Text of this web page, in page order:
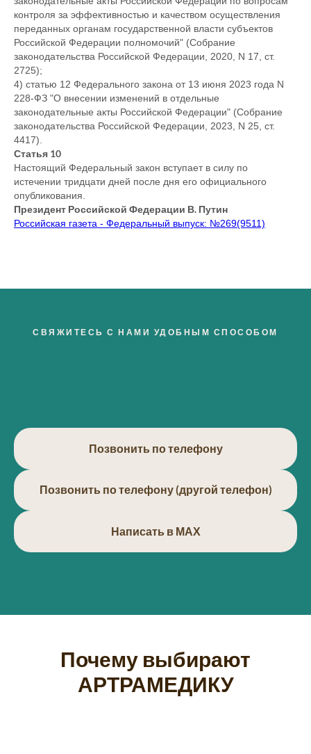
контроля за эффективностью и качеством осуществления
переданных органам государственной власти субъектов
Российской Федерации полномочий" (Собрание
законодательства Российской Федерации, 2020, N 17, ст.
2725);
4) статью 12 Федерального закона от 13 июня 2023 года N
228-ФЗ "О внесении изменений в отдельные
законодательные акты Российской Федерации" (Собрание
законодательства Российской Федерации, 2023, N 25, ст.
4417).
Статья 10
Настоящий Федеральный закон вступает в силу по
истечении тридцати дней после дня его официального
опубликования.
Президент Российской Федерации В. Путин
Российская газета - Федеральный выпуск: №269(9511)
СВЯЖИТЕСЬ С НАМИ УДОБНЫМ СПОСОБОМ
Позвонить по телефону
Позвонить по телефону (другой телефон)
Написать в МАХ
Почему выбирают
АРТРАМЕДИКУ